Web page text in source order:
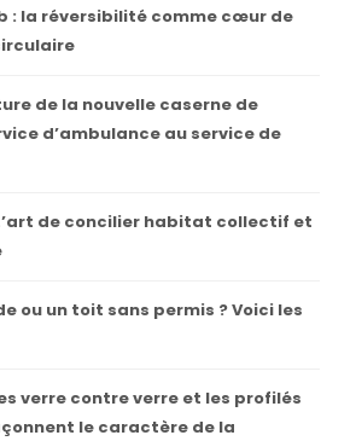
: la réversibilité comme cœur de
de la nouvelle caserne de
d’ambulance au service de
de concilier habitat collectif et
ou un toit sans permis ? Voici les
verre contre verre et les profilés
le caractère de la